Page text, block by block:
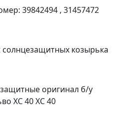
39842494 , 31457472
солнцезащитных козырька
оригинал б/у
XC 40 ХС 40